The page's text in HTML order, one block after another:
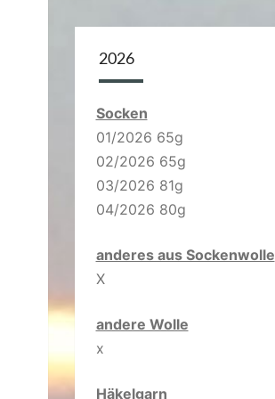
2026
Socken
01/2026 65g
02/2026 65g
03/2026 81g
04/2026 80g
anderes aus Sockenwolle
X
andere Wolle
x
Häkelgarn